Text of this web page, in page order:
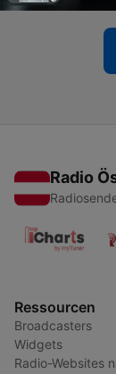
Radio
Ressourcen
Broadcasters
Widgets
Radio-Websites